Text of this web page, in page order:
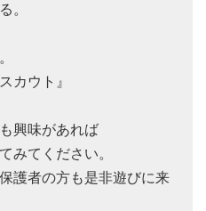
。
カウト』
興味があれば
みてください。
護者の方も是非遊びに来